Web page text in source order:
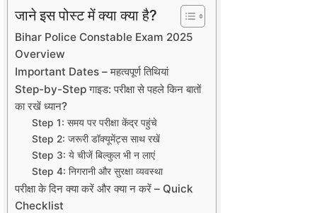
जाने इस पोस्ट में क्या क्या है?
Bihar Police Constable Exam 2025
Overview
Important Dates – महत्वपूर्ण तिथियां
Step-by-Step गाइड: परीक्षा से पहले किन बातों
का रखें ध्यान?
Step 1: समय पर परीक्षा केंद्र पहुंचे
Step 2: जरूरी डॉक्यूमेंट्स साथ रखें
Step 3: ये चीजें बिल्कुल भी न लाएं
Step 4: निगरानी और सुरक्षा व्यवस्था
परीक्षा के दिन क्या करें और क्या न करें – Quick
Checklist